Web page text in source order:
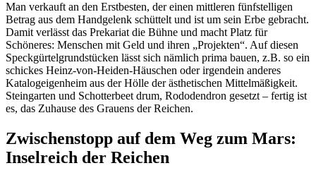
Man verkauft an den Erstbesten, der einen mittleren fünfstelligen
Betrag aus dem Handgelenk schüttelt und ist um sein Erbe gebracht.
Damit verlässt das Prekariat die Bühne und macht Platz für
Schöneres: Menschen mit Geld und ihren „Projekten“. Auf diesen
Speckgürtelgrundstücken lässt sich nämlich prima bauen, z.B. so ein
schickes Heinz-von-Heiden-Häuschen oder irgendein anderes
Katalogeigenheim aus der Hölle der ästhetischen Mittelmäßigkeit.
Steingarten und Schotterbeet drum, Rododendron gesetzt – fertig ist
es, das Zuhause des Grauens der Reichen.
Zwischenstopp auf dem Weg zum Mars:
Inselreich der Reichen